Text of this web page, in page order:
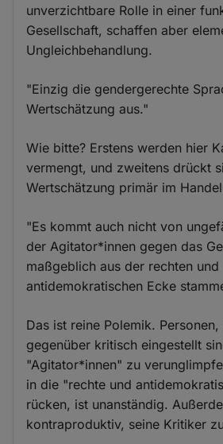
unverzichtbare Rolle in einer
Gesellschaft, schaffen aber
Ungleichbehandlung.
"Einzig die gendergerechte
Wertschätzung aus."
Wie bitte? Erstens werden hier
vermengt, und zweitens drückt
Wertschätzung primär im
"Es kommt auch nicht von
der Agitator*innen gegen das
maßgeblich aus der rechten und
antidemokratischen Ecke
Das ist reine Polemik.
gegenüber kritisch eingestellt
"Agitator*innen" zu
in die "rechte und
rücken, ist unanständig.
kontraproduktiv, seine Kritiker